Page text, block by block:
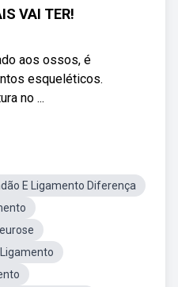
VAI TER!
aos ossos, é
esqueléticos.
no ...
E Ligamento Diferença